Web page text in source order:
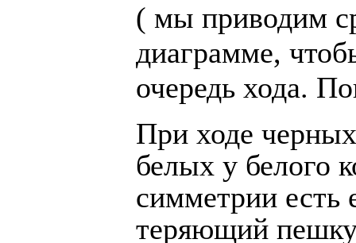
( мы приводим
диаграмме,
очередь хода.
При ходе
белых у белого
симметрии есть
теряющий